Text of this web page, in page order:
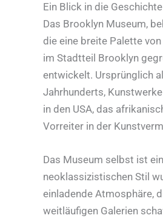
Ein Blick in die Geschichte
Das Brooklyn Museum,
die eine breite Palette
im Stadtteil Brooklyn
entwickelt. Ursprünglich
Jahrhunderts,
in den USA, das
Vorreiter in der
Das Museum selbst ist
neoklassizistischen Stil
einladende Atmosphäre,
weitläufigen Galerien